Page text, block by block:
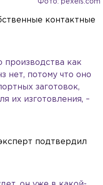
Фото: pexels.com
контактные
производства как
нет, потому что оно
заготовок,
их изготовления, –
подтвердил